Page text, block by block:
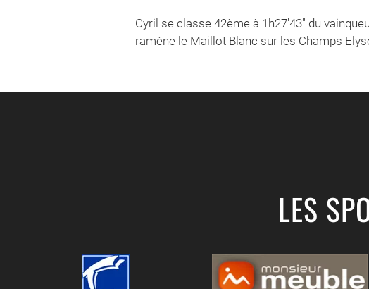
Cyril se classe 42ème à 1h27'43" du
ramène le Maillot Blanc sur les Champs
LES